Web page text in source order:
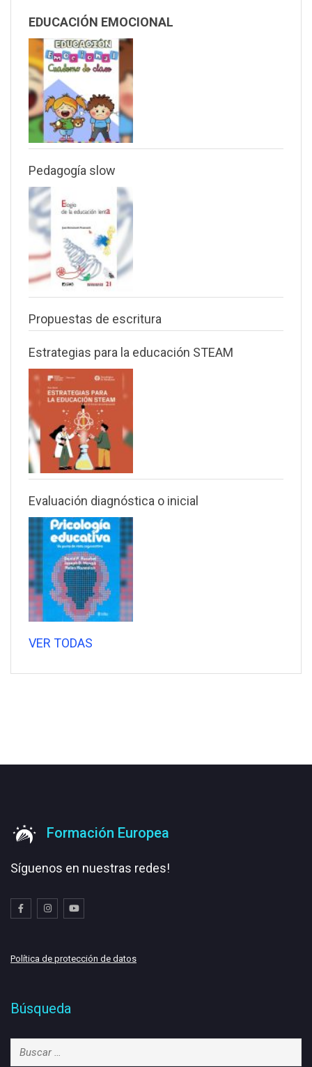
EDUCACIÓN EMOCIONAL
Pedagogía slow
Propuestas de escritura
Estrategias para la educación STEAM
Evaluación diagnóstica o inicial
VER TODAS
Formación Europea
Síguenos en nuestras redes!
Política de protección de datos
Búsqueda
Buscar: